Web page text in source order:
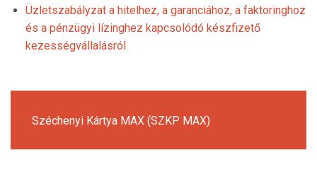
Üzletszabályzat a hitelhez, a garanciához, a faktoringhoz
és a pénzügyi lízinghez kapcsolódó készfizető
kezességvállalásról
Széchenyi Kártya MAX (SZKP MAX)